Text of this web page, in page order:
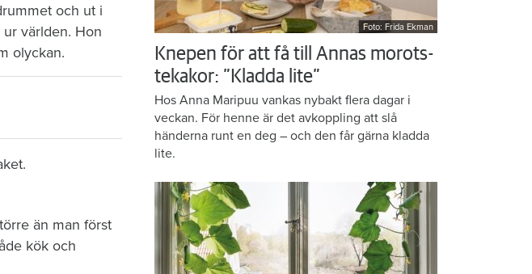
och ut i
världen. Hon
olyckan.
än man först
kök och
Foto: Frida Ekman
Knepen för att få till Annas morots-
tekakor: ”Kladda lite”
Hos Anna Maripuu vankas nybakt flera dagar i
veckan. För henne är det avkoppling att slå
händerna runt en deg – och den får gärna kladda
lite.